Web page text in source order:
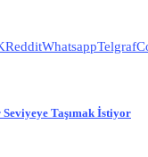
RedditWhatsappTelgraf
Taşımak İstiyor